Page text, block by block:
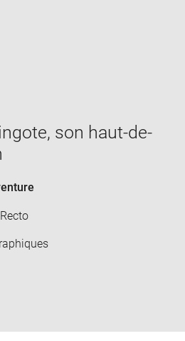
windowson haut-de-